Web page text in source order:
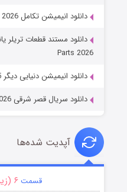
دانلود انیمیشن تکامل Evolution 2026
Parts 2026
دانلود انیمیشن دنیایی دیگر Another World 2025
دانلود سریال قصر شرقی The East Palace 2026
آپدیت شده‌ها
قسمت ۶ (زیرنویس)